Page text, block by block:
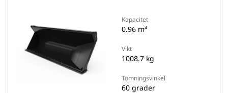
Kapacitet
0.96 m³
Vikt
1008.7 kg
Tömningsvinkel
60 grader